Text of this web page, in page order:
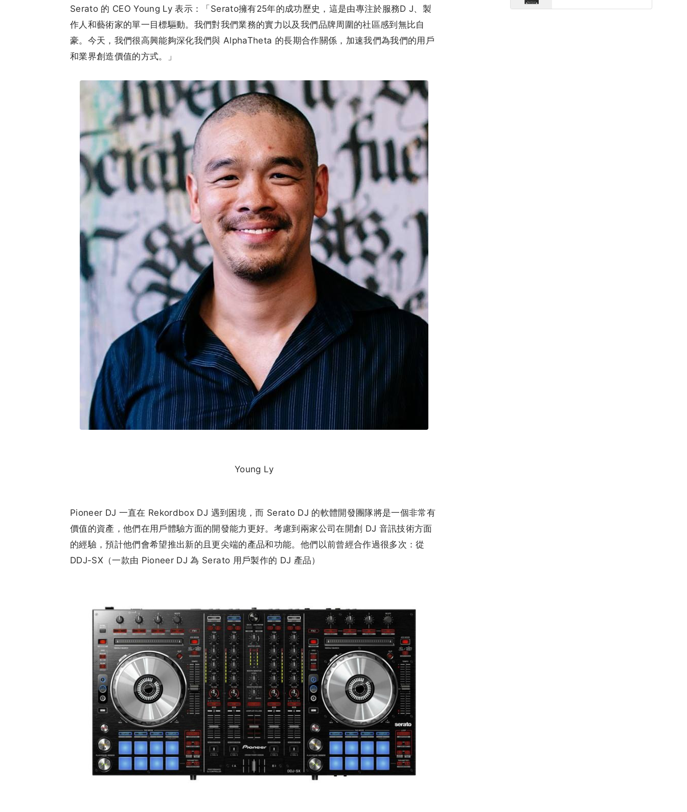
Serato 的 CEO Young Ly 表示：「Serato擁有25年的成功歷史，這是由專注於服務D J、製
作人和藝術家的單一目標驅動。我們對我們業務的實力以及我們品牌周圍的社區感到無比自
豪。今天，我們很高興能夠深化我們與 AlphaTheta 的長期合作關係，加速我們為我們的用戶
和業界創造價值的方式。」
Young Ly
Pioneer DJ 一直在 Rekordbox DJ 遇到困境，而 Serato DJ 的軟體開發團隊將是一個非常有
價值的資產，他們在用戶體驗方面的開發能力更好。考慮到兩家公司在開創 DJ 音訊技術方面
的經驗，預計他們會希望推出新的且更尖端的產品和功能。他們以前曾經合作過很多次：從
DDJ-SX（一款由 Pioneer DJ 為 Serato 用戶製作的 DJ 產品）